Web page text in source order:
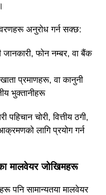
अनुरोध गर्न सक्छ:
जानकारी, फोन नम्बर, वा बैंक
प्रमाणहरू, वा कानुनी
भुक्तानीहरू
चोरी, वित्तीय ठगी,
लागि प्रयोग गर्न
मालवेयर जोखिमहरू
पनि सामान्यतया मालवेयर